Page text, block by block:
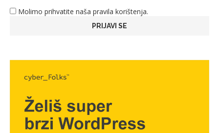
Molimo prihvatite naša pravila korištenja.